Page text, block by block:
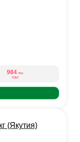
984 ₽/кг
10кг